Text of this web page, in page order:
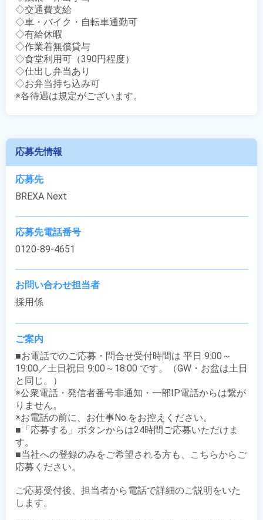
◇交通費支給
◇車・バイク・自転車通勤可
◇有給休暇
◇作業着無償貸与
◇食堂利用可（390円程度）
◇仕出し弁当あり
◇お弁当持ち込み可
※各待遇は規定がございます。
応募先情報
応募先
BREXA Next
応募先電話番号
0120-89-4651
お問い合わせ担当者
採用係
ご案内
■お電話でのご応募・問合せ受付時間は 平日 9:00～
19:00／土日祝日 9:00～18:00 です。（GW・お盆は土日
と同じ。）
※公衆電話・発信者番号非通知・一部IP電話からは繋が
りません。
※お電話の前に、お仕事No.をお控えください。
■「応募する」ボタンからは24時間ご応募いただけま
す。
■当社への登録のみをご希望される方も、こちらからご
応募ください。
ご応募受付後、担当者から電話で詳細のご説明をいた
します。